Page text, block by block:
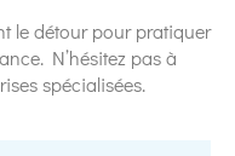
le détour pour pratiquer
N’hésitez pas à
spécialisées.